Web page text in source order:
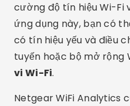
cường độ tín hiệu Wi-Fi
ứng dụng này, bạn có
có tín hiệu yếu và điều
tuyến hoặc bộ mở rộng
vi Wi-Fi.
Netgear WiFi Analytics